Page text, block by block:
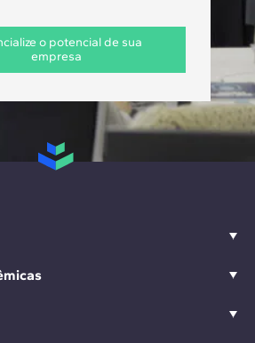
o potencial de sua
empresa